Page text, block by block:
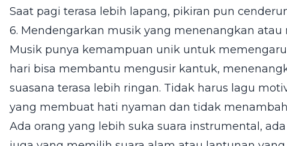
Saat pagi terasa lebih lapang, pikiran pun
6. Mendengarkan musik yang menenangkan atau
Musik punya kemampuan unik untuk
hari bisa membantu mengusir kantuk,
suasana terasa lebih ringan. Tidak harus lagu
yang membuat hati nyaman dan tidak
Ada orang yang lebih suka suara instrumental,